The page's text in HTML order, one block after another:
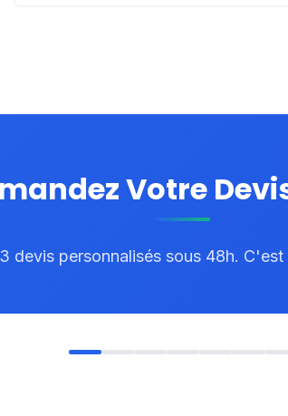
Votre
devis personnalisés sous 48h.